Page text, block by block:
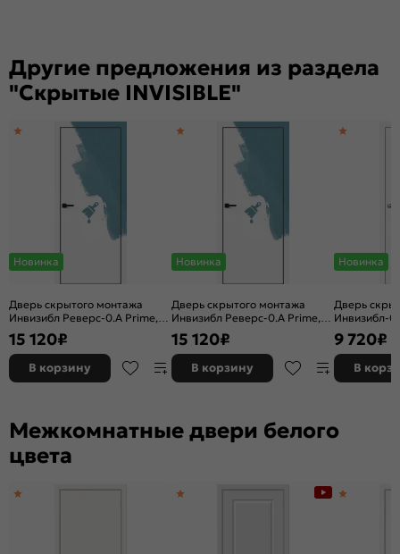
Другие предложения из раздела
"Скрытые INVISIBLE"
Новинка
Дверь скрытого монтажа
Инвизибл Реверс-0.А Prime,
грунт (под окраску), левое
открывание, Грунт, кромка
алюминиевая черная
матовая, каркасно-щитовая
15 120₽
В корзину
Новинка
Дверь скрытого монтажа
Инвизибл Реверс-0.А Prime,
грунт (под окраску), правое
открывание, Грунт, кромка
алюминиевая черная
матовая, каркасно-щитовая
15 120₽
В корзину
Новинка
Дверь
Инвизибл-
(под
наружу,
9 720₽
В
Межкомнатные двери белого
цвета